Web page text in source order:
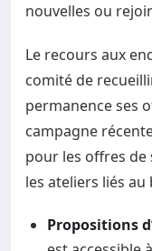
nouvelles ou
Le recours aux
comité de
permanence ses
campagne
pour les offres
les ateliers liés au
Propositions